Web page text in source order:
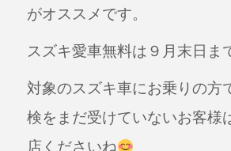
がオススメです。
スズキ愛車無料は９月末日ま
対象のスズキ車にお乗りの方
検をまだ受けていないお客様
店くださいね